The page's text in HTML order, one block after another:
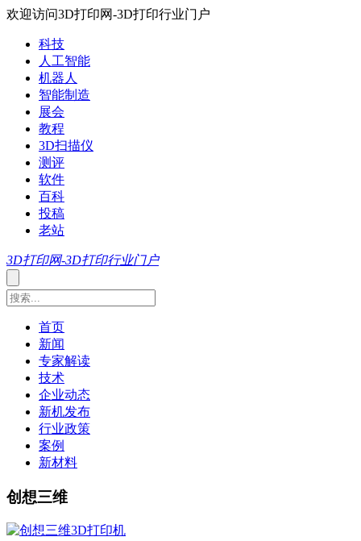
欢迎访问3D打印网-3D打印行业门户
科技
人工智能
机器人
智能制造
展会
教程
3D扫描仪
测评
软件
百科
投稿
老站
3D打印网-3D打印行业门户
首页
新闻
专家解读
技术
企业动态
新机发布
行业政策
案例
新材料
创想三维